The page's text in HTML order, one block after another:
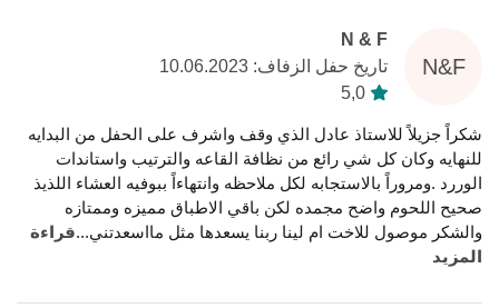
N&F
N & F
تاريخ حفل الزفاف: 10.06.2023
5,0
شكراً جزيلاً للاستاذ عادل الذي وقف واشرف على الحفل من البدايه
للنهايه وكان كل شي رائع من نظافة القاعه والترتيب واستاندات
الوررد .ومروراً بالاستجابه لكل ملاحظه وانتهاءاً ببوفيه العشاء اللذيذ
صحيح اللحوم واضح مجمده لكن باقي الاطباق مميزه وممتازه
والشكر موصول للاخت ام لينا ربنا يسعدها مثل مااسعدتني...قراءة
المزيد